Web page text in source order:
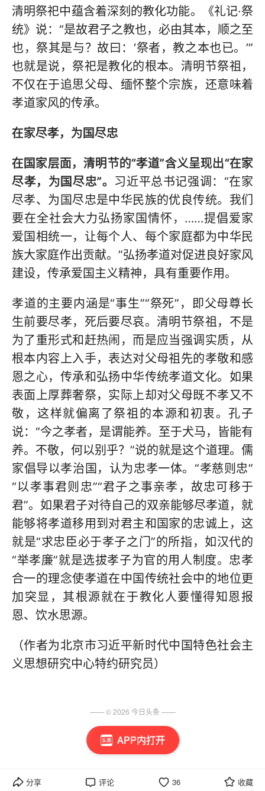
APP内打开
清明祭祀中蕴含着深刻的教化功能。《礼记·祭
统》说：“是故君子之教也，必由其本，顺之至
也，祭其是与？故曰：‘祭者，教之本也已。’”
也就是说，祭祀是教化的根本。清明节祭祖，
不仅在于追思父母、缅怀整个宗族，还意味着
孝道家风的传承。
在家尽孝，为国尽忠
在国家层面，清明节的“孝道”含义呈现出“在家
尽孝，为国尽忠”。 习近平总书记强调：“在家
尽孝、为国尽忠是中华民族的优良传统。我们
要在全社会大力弘扬家国情怀，……提倡爱家
爱国相统一，让每个人、每个家庭都为中华民
族大家庭作出贡献。”弘扬孝道对促进良好家风
建设，传承爱国主义精神，具有重要作用。
孝道的主要内涵是“事生”“祭死”，即父母尊长
生前要尽孝，死后要尽哀。清明节祭祖，不是
为了重形式和赶热闹，而是应当强调实质，从
根本内容上入手，表达对父母祖先的孝敬和感
恩之心，传承和弘扬中华传统孝道文化。如果
表面上厚葬奢祭，实际上却对父母既不孝又不
敬，这样就偏离了祭祖的本源和初衷。孔子
说：“今之孝者，是谓能养。至于犬马，皆能有
养。不敬，何以别乎？”说的就是这个道理。儒
家倡导以孝治国，认为忠孝一体。“孝慈则忠”
“以孝事君则忠”“君子之事亲孝，故忠可移于
君”。如果君子对待自己的双亲能够尽孝道，就
能够将孝道移用到对君主和国家的忠诚上，这
就是“求忠臣必于孝子之门”的所指，如汉代的
“举孝廉”就是选拔孝子为官的用人制度。忠孝
合一的理念使孝道在中国传统社会中的地位更
加突显，其根源就在于教化人要懂得知恩报
恩、饮水思源。
（作者为北京市习近平新时代中国特色社会主
义思想研究中心特约研究员）
分享 评论 36 收藏
—— ©2026 今日头条 ——